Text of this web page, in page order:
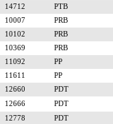
14712
PTB
10007
PRB
10102
PRB
10369
PRB
11092
PP
11611
PP
12660
PDT
12666
PDT
12778
PDT